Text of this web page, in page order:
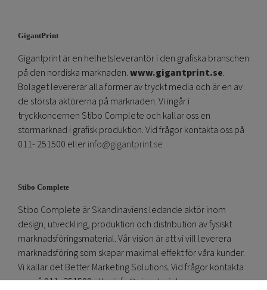
GigantPrint
Gigantprint är en helhetsleverantör i den grafiska branschen
på den nordiska marknaden.www.gigantprint.se.
Bolaget levererar alla former av tryckt media och är en av
de största aktörerna på marknaden. Vi ingår i
tryckkoncernen Stibo Complete och kallar oss en
stormarknad i grafisk produktion. Vid frågor kontakta oss på
011- 251500 ellerinfo@gigantprint.se
Stibo Complete
Stibo Complete är Skandinaviens ledande aktör inom
design, utveckling, produktion och distribution av fysiskt
marknadsföringsmaterial. Vår vision är att vi vill leverera
marknadsföring som skapar maximal effekt för våra kunder.
Vi kallar det Better Marketing Solutions. Vid frågor kontakta
oss på 011- 251500 ellerinfo@gigantprint.se